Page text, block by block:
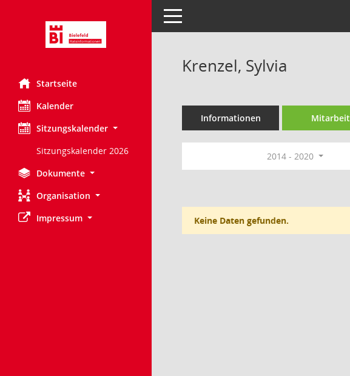
Startseite
Kalender
Sitzungskalender
Sitzungskalender 2026
Dokumente
Organisation
Impressum
Toggle navigation
Krenzel, Sylvia
Informationen Mitarbeit
2014 - 2020
Keine Daten gefunden.